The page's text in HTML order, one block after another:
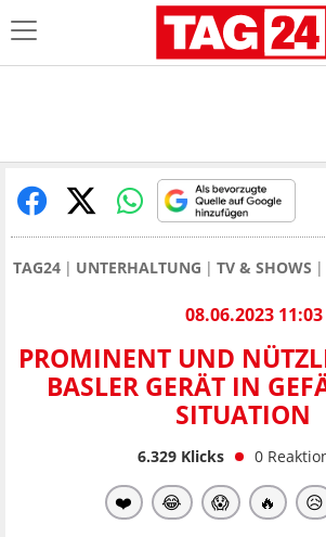
TAG24 UNTERHALTUNG TV & SHOWS
08.06.2023 11:03
PROMINENT UND
BASLER GERÄT IN
SITUATION
6.329Klicks 0
❤️ 😂 😱 🔥 😥